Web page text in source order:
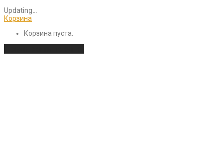
Updating…
Корзина
Корзина пуста.